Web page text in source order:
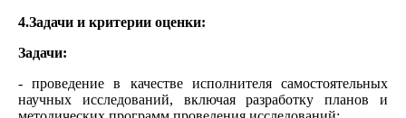
4.Задачи и критерии оценки:
Задачи:
- проведение в качестве исполнителя самостоятельных
научных исследований, включая разработку планов и